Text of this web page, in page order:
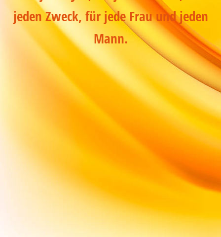
jeden Zweck, für jede Frau und jeden
Mann.